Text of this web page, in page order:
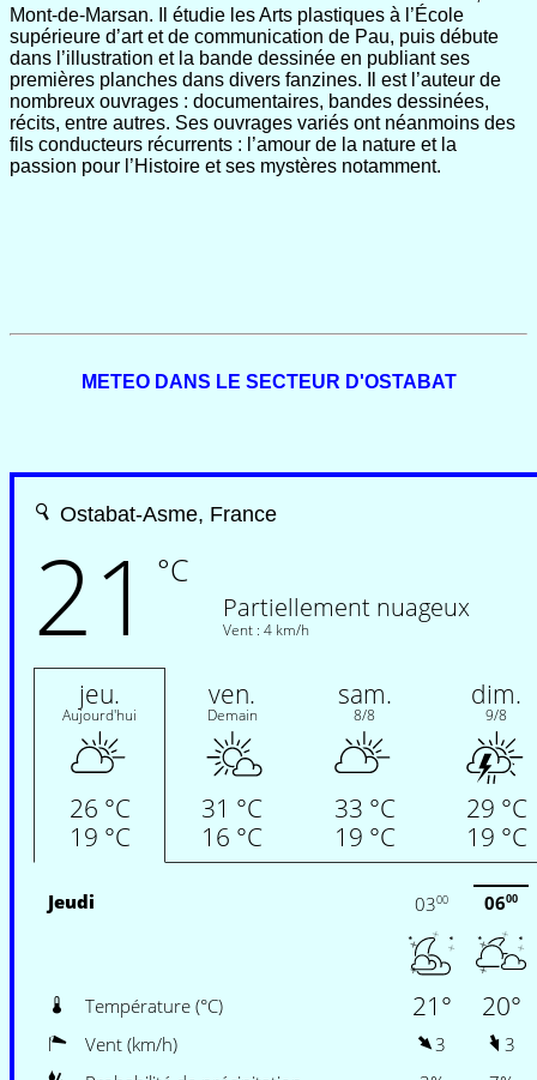
Mont-de-Marsan. Il étudie les Arts plastiques à l’École
supérieure d’art et de communication de Pau, puis débute
dans l’illustration et la bande dessinée en publiant ses
premières planches dans divers fanzines. Il est l’auteur de
nombreux ouvrages : documentaires, bandes dessinées,
récits, entre autres. Ses ouvrages variés ont néanmoins des
fils conducteurs récurrents : l’amour de la nature et la
passion pour l’Histoire et ses mystères notamment.
METEO DANS LE SECTEUR D'OSTABAT